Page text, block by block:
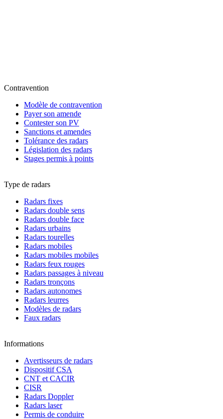
Contravention
Modèle de contravention
Payer son amende
Contester son PV
Sanctions et amendes
Tolérance des radars
Législation des radars
Stages permis à points
Type de radars
Radars fixes
Radars double sens
Radars double face
Radars urbains
Radars tourelles
Radars mobiles
Radars mobiles mobiles
Radars feux rouges
Radars passages à niveau
Radars tronçons
Radars autonomes
Radars leurres
Modèles de radars
Faux radars
Informations
Avertisseurs de radars
Dispositif CSA
CNT et CACIR
CISR
Radars Doppler
Radars laser
Permis de conduire